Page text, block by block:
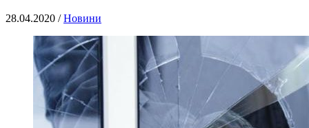
28.04.2020 /Новини